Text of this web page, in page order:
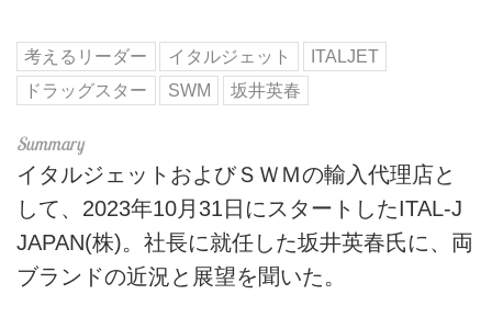
考えるリーダー イタルジェット
ITALJET
ドラッグスター
SWM 坂井英春
イタルジェットおよびＳＷＭの輸入代理店と
して、2023年10月31日にスタートしたITAL‐J
JAPAN(株)。社長に就任した坂井英春氏に、両
ブランドの近況と展望を聞いた。